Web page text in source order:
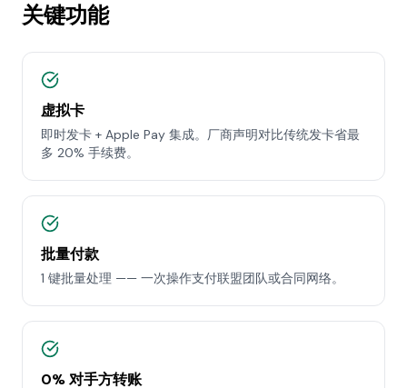
关键功能
虚拟卡
即时发卡 + Apple Pay 集成。厂商声明对比传统发卡省最
多 20% 手续费。
批量付款
1 键批量处理 —— 一次操作支付联盟团队或合同网络。
0% 对手方转账